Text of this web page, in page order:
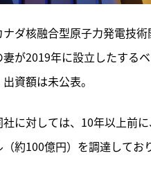
ダ核融合型原子力発電技
妻が2019年に設立したする
資額は未公表。
に対しては、 10年以上前
（約100億円）を調達してお